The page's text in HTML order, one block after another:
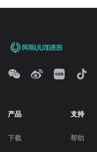
产品
下载
支持
帮助